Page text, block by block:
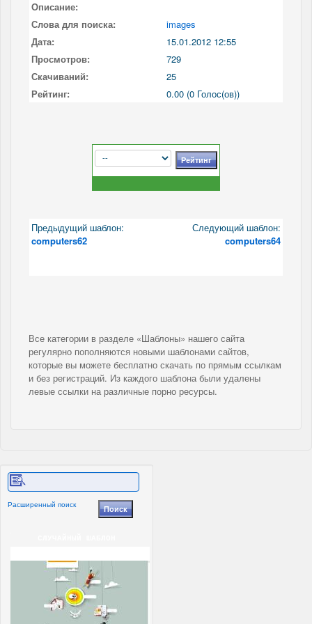
Описание:
Слова для поиска:
images
Дата:
15.01.2012 12:55
Просмотров:
729
Скачиваний:
25
Рейтинг:
0.00 (0 Голос(ов))
Предыдущий шаблон:
computers62
Следующий шаблон:
computers64
Все категории в разделе «Шаблоны» нашего сайта
регулярно пополняются новыми шаблонами сайтов,
которые вы можете бесплатно скачать по прямым ссылкам
и без регистраций. Из каждого шаблона были удалены
левые ссылки на различные порно ресурсы.
Расширенный поиск